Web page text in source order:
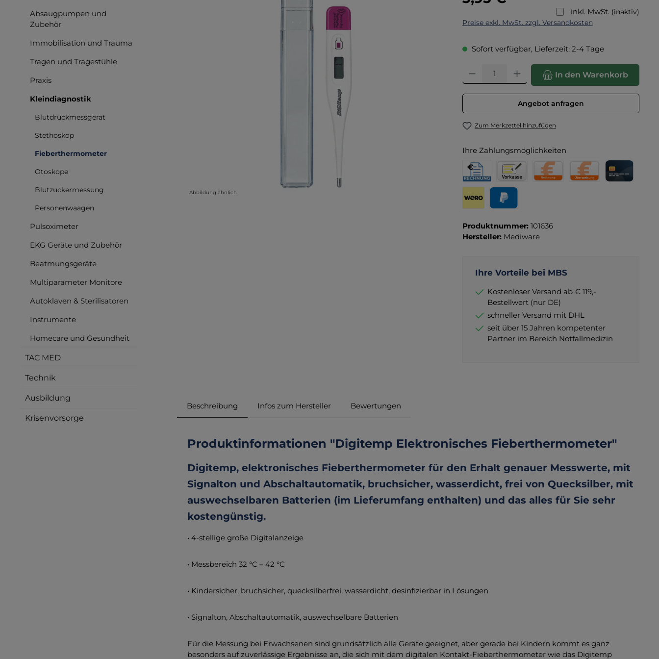
Absaugpumpen und
Zubehör
Immobilisation und Trauma
Tragen und Tragestühle
Praxis
Kleindiagnostik
Blutdruckmessgerät
Stethoskop
Fieberthermometer
Otoskope
Blutzuckermessung
Personenwaagen
Pulsoximeter
EKG Geräte und Zubehör
Beatmungsgeräte
Multiparameter Monitore
Autoklaven & Sterilisatoren
Instrumente
Homecare und Gesundheit
TAC MED
Technik
Ausbildung
Krisenvorsorge
Abbildung ähnlich
inkl. MwSt. (inaktiv)
Preise exkl. MwSt. zzgl. Versandkosten
Sofort verfügbar, Lieferzeit: 2-4 Tage
Produkt Anzahl: Gib den gewünschten Wert ein oder
In den Warenkorb
Angebot anfragen
Zum Merkzettel hinzufügen
Ihre Zahlungsmöglichkeiten
Rechnung für Behörden
Vorkasse
Produktnummer: 101636
Hersteller: Mediware
Ihre Vorteile bei MBS
Kostenloser Versand ab € 119,-
Bestellwert (nur DE)
schneller Versand mit DHL
seit über 15 Jahren kompetenter
Partner im Bereich Notfallmedizin
Beschreibung Infos zum Hersteller Bewertungen
Produktinformationen "Digitemp Elektronisches Fieberthermometer"
Digitemp, elektronisches Fieberthermometer für den Erhalt genauer Messwerte, mit
Signalton und Abschaltautomatik, bruchsicher, wasserdicht, frei von Quecksilber, mit
auswechselbaren Batterien (im Lieferumfang enthalten) und das alles für Sie sehr
kostengünstig.
• 4-stellige große Digitalanzeige
• Messbereich 32 °C – 42 °C
• Kindersicher, bruchsicher, quecksilberfrei, wasserdicht, desinfizierbar in Lösungen
• Signalton, Abschaltautomatik, auswechselbare Batterien
Für die Messung bei Erwachsenen sind grundsätzlich alle Geräte geeignet, aber gerade bei Kindern kommt es ganz
besonders auf zuverlässige Ergebnisse an, die sich mit dem digitalen Kontakt-Fieberthermometer wie das Digitemp